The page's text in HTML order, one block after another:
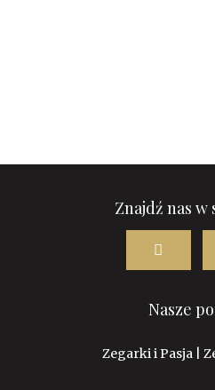
Znajdź nas w
Nasze
Zegarki i Pasja|